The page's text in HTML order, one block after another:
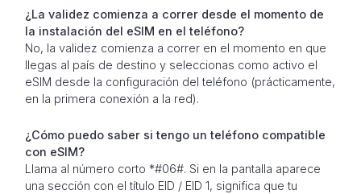
¿La validez comienza a correr desde el momento de
la instalación del eSIM en el teléfono?
No, la validez comienza a correr en el momento en que
llegas al país de destino y seleccionas como activo el
eSIM desde la configuración del teléfono (prácticamente,
en la primera conexión a la red).
¿Cómo puedo saber si tengo un teléfono compatible
con eSIM?
Llama al número corto *#06#. Si en la pantalla aparece
una sección con el título EID / EID 1, significa que tu